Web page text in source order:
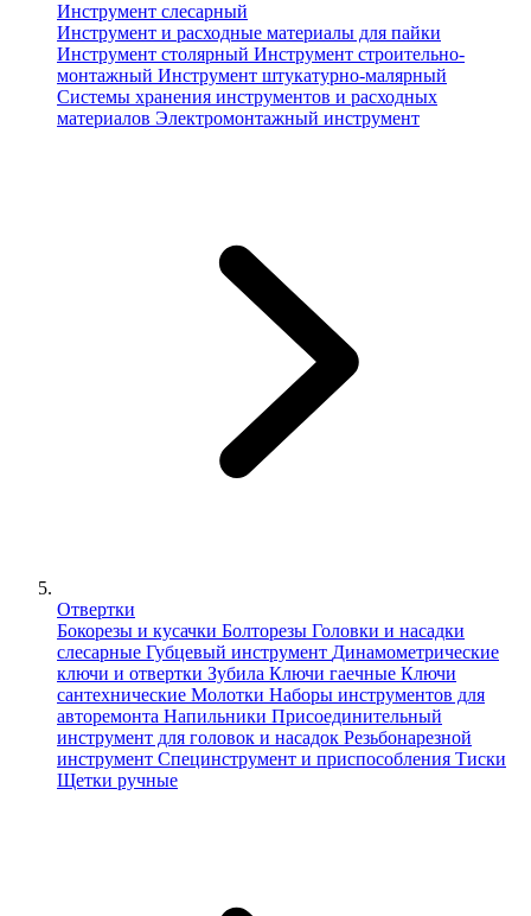
Инструмент слесарный
Инструмент и расходные материалы для пайки
Инструмент столярный Инструмент строительно-
монтажный Инструмент штукатурно-малярный
Сиcтемы хранения инструментов и расходных
материалов Электромонтажный инструмент
Отвертки
Бокорезы и кусачки Болторезы Головки и насадки
слесарные Губцевый инструмент Динамометрические
ключи и отвертки Зубила Ключи гаечные Ключи
сантехнические Молотки Наборы инструментов для
авторемонта Напильники Присоединительный
инструмент для головок и насадок Резьбонарезной
инструмент Специнструмент и приспособления Тиски
Щетки ручные